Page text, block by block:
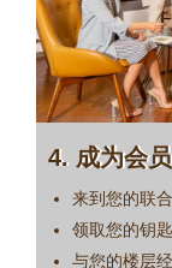
4. 成为会员
来到您的联
领取您的钥
与您的楼层